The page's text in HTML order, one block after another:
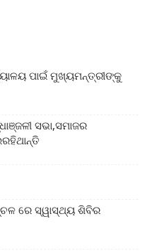
ପାଇଁ ମୁଖ୍ୟମନ୍ତ୍ରୀଙ୍କୁ
ସଭା,ସମାଜର
ରେ ସ୍ୱାସ୍ଥ୍ୟ ଶିବିର